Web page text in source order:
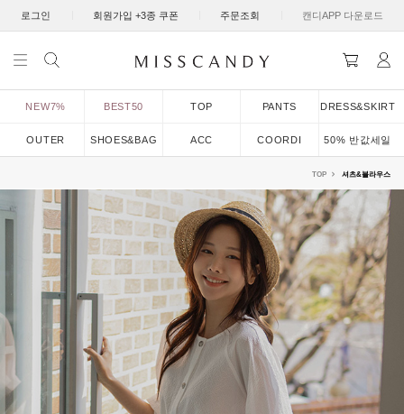
로그인 회원가입 +3종 쿠폰 주문조회 캔디APP 다운로드
NEW7% BEST50 TOP PANTS DRESS&SKIRT
OUTER SHOES&BAG ACC COORDI 50% 반값세일
TOP 셔츠&블라우스